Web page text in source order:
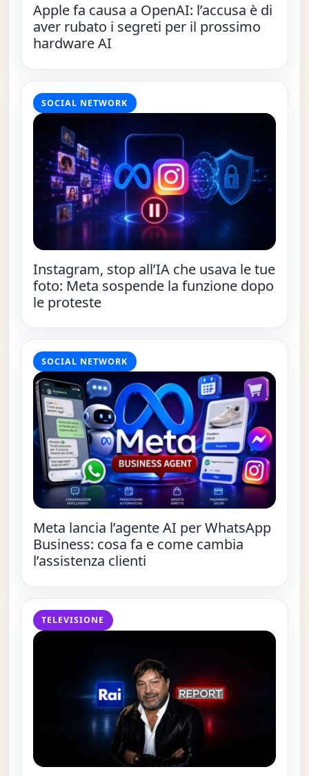
Apple fa causa a OpenAI: l’accusa è di
aver rubato i segreti per il prossimo
hardware AI
SOCIAL NETWORK
Instagram, stop all’IA che usava le tue
foto: Meta sospende la funzione dopo
le proteste
SOCIAL NETWORK
Meta lancia l’agente AI per WhatsApp
Business: cosa fa e come cambia
l’assistenza clienti
TELEVISIONE